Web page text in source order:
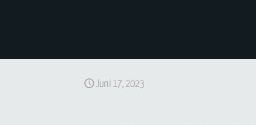
Juni 17, 2023